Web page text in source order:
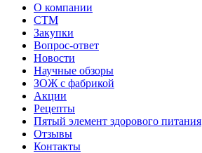
О компании
СТМ
Закупки
Вопрос-ответ
Новости
Научные обзоры
ЗОЖ с фабрикой
Акции
Рецепты
Пятый элемент здорового питания
Отзывы
Контакты